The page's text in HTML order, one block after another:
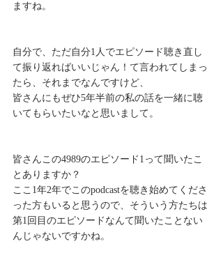
ますね。
自分で、ただ自分1人でエピソード聴き直し
て振り返ればいいじゃん！て言われてしまっ
たら、それまでなんですけど、
皆さんにもぜひ5年半前の私の話を一緒に聴
いてもらいたいなと思いまして。
皆さんこの4989のエピソード1って聞いたこ
とありますか？
ここ1年2年でこのpodcastを聴き始めてくださ
った方もいると思うので、そういう方たちは
第1回目のエピソードなんて聞いたことない
んじゃないですかね。